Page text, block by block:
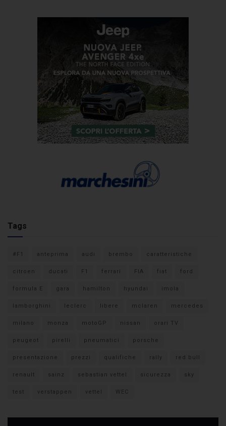
Tags
#F1 anteprima audi brembo caratteristiche
citroen ducati F1 ferrari FIA fiat ford
formula E gara hamilton hyundai imola
lamborghini leclerc libere mclaren mercedes
milano monza motoGP nissan orari TV
peugeot pirelli pneumatici porsche
presentazione prezzi qualifiche rally red bull
renault sainz sebastian vettel sicurezza sky
test verstappen vettel WEC